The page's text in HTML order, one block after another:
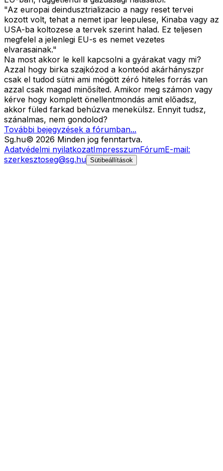
"Az europai deindusztrializacio a nagy reset tervei
kozott volt, tehat a nemet ipar leepulese, Kinaba vagy az
USA-ba koltozese a tervek szerint halad. Ez teljesen
megfelel a jelenlegi EU-s es nemet vezetes
elvarasainak."
Na most akkor le kell kapcsolni a gyárakat vagy mi?
Azzal hogy birka szajkózod a konteód akárhányszpr
csak el tudod sütni ami mögött zéró hiteles forrás van
azzal csak magad minősíted. Amikor meg számon vagy
kérve hogy komplett önellentmondás amit előadsz,
akkor füled farkad behúzva menekülsz. Ennyit tudsz,
szánalmas, nem gondolod?
További bejegyzések a fórumban...
Sg.hu© 2026 Minden jog fenntartva.
Adatvédelmi nyilatkozatImpresszumFórumE-mail:
szerkesztoseg@sg.hu Sütibeállítások